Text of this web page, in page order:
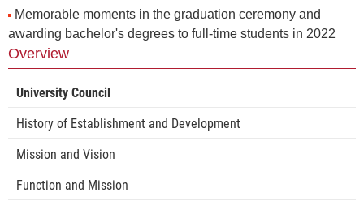
Memorable moments in the graduation ceremony and
awarding bachelor's degrees to full-time students in 2022
Overview
University Council
History of Establishment and Development
Mission and Vision
Function and Mission